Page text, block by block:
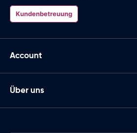
Kundenbetreuung
Account
Über uns